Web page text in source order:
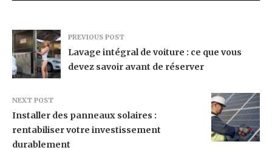
PREVIOUS POST
Lavage intégral de voiture : ce que vous
devez savoir avant de réserver
NEXT POST
Installer des panneaux solaires :
rentabiliser votre investissement
durablement